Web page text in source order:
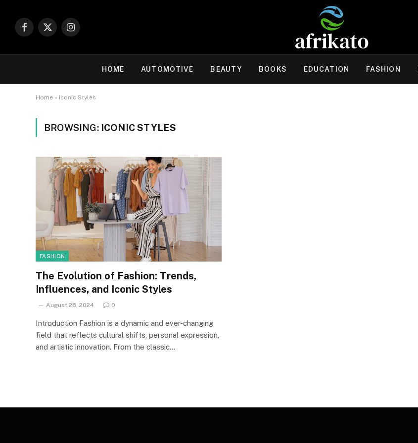
Facebook
X
Instagram
HOME AUTOMOTIVE BEAUTY BOOKS EDUCATION FASHION
Home » Iconic Styles
BROWSING: ICONIC STYLES
FASHION
The Evolution of Fashion: Trends,
Influences, and Iconic Styles
August 28, 2024 0
Introduction Fashion is a dynamic and ever-changing
field that reflects cultural shifts, personal expression,
and artistic innovation. From the classic…